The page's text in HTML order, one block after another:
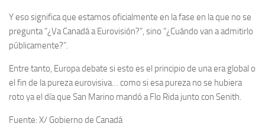
Y eso significa que estamos oficialmente en la fase en la que no se
pregunta “¿Va Canadá a Eurovisión?”, sino “¿Cuándo van a admitirlo
públicamente?”.
Entre tanto, Europa debate si esto es el principio de una era global o
el fin de la pureza eurovisiva… como si esa pureza no se hubiera
roto ya el día que San Marino mandó a Flo Rida junto con Senith.
Fuente: X/ Gobierno de Canadá